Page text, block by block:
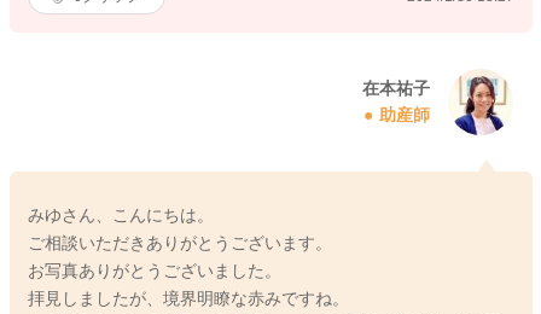
在本祐子
助産師
みゆさん、こんにちは。
ご相談いただきありがとうございます。
お写真ありがとうございました。
拝見しましたが、境界明瞭な赤みですね。